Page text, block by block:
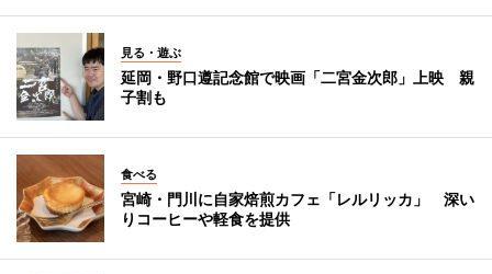
見る・遊ぶ
延岡・野口遵記念館で映画「二宮金次郎」上映 親
子割も
食べる
宮崎・門川に自家焙煎カフェ「レルリッカ」 深い
りコーヒーや軽食を提供